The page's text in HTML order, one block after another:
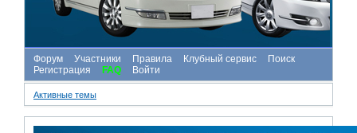
Форум Участники Правила Клубный сервис
Поиск
Регистрация
FAQ Войти
Активные темы